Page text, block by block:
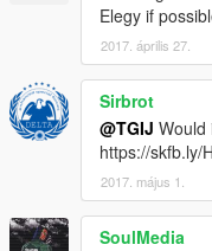
Elegy if
2017. április 27.
Sirbrot
@TGIJ Would
https://skfb.ly/
2017. május 1.
SoulMedia